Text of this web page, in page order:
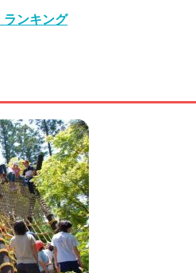
ランキング